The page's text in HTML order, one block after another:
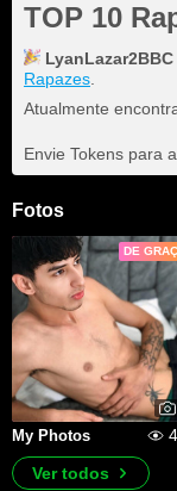
TOP 10
LyanLazar2BBC
Rapazes
Atualmente
Envie Tokens para
Fotos
DE
My Photos
Ver todos